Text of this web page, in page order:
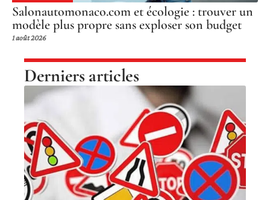
Salonautomonaco.com et écologie : trouver un
modèle plus propre sans exploser son budget
1 août 2026
Derniers articles